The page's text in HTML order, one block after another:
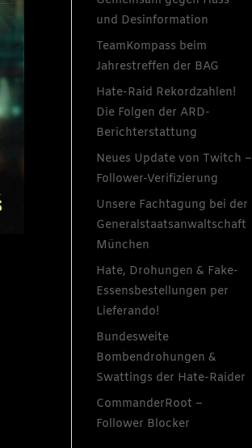
und Desinformation
TeamKompass beim
Jahrestreffen der BAG
Hate-Raid Rekordzahlen!
Die Folgen der ARD-
Berichterstattung
Neues Update von Twitch –
Follower-Verifizierung
Unsere Fachtagung bei der
Generalstaatsanwaltschaft
München
Hate, Drohungen & Fake-
Essensbestellungen per
Lieferando!
Bundesweite
Bombendrohungen &
Swattings der Hate-Raider
CommanderRoot –
Follower Blocker